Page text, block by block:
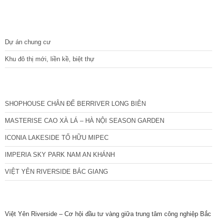
Dự án chung cư
Khu đô thị mới, liền kề, biệt thự
SHOPHOUSE CHÂN ĐẾ BERRIVER LONG BIÊN
MASTERISE CAO XÀ LÁ – HÀ NỘI SEASON GARDEN
ICONIA LAKESIDE TỐ HỮU MIPEC
IMPERIA SKY PARK NAM AN KHÁNH
VIỆT YÊN RIVERSIDE BẮC GIANG
Việt Yên Riverside – Cơ hội đầu tư vàng giữa trung tâm công nghiệp Bắc